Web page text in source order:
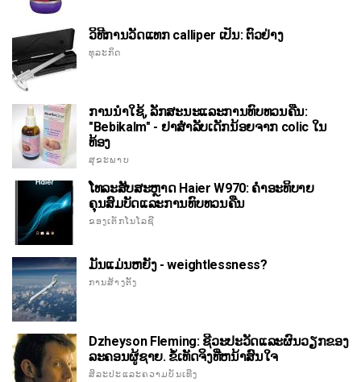
ວິທີການວັດແທກ calliper ເປັນ: ຕົວຢ່າງ
ທຸລະກິດ
ການນໍາໃຊ້, ລັກສະນະແລະການທົບທວນຄືນ:
"Bebikalm" - ຢາສໍາລັບເດັກນ້ອຍຈາກ colic ໃນ
ທ້ອງ
ສຸຂະພາບ
ໂທລະສັບສະຫຼາດ Haier W970: ຄໍາອະທິບາຍ
ຄຸນສົມບັດແລະການທົບທວນຄືນ
ຂອງເຕັກໂນໂລຊີ
ມັນແມ່ນຫຍັງ - weightlessness?
ການສ້າງຕັ້ງ
Dzheyson Fleming: ຊີວະປະວັດແລະຜົນວຽກຂອງ
ລະຄອນຜູ້ຊາຍ. ຂໍ້ເທັດຈິງທີ່ຫນ້າສົນໃຈ
ສິລະປະແລະຄວາມບັນເທີງ